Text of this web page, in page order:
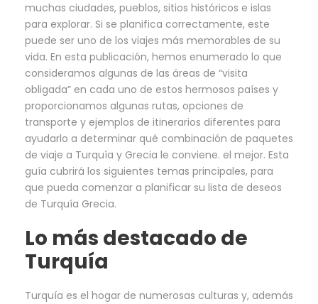
muchas ciudades, pueblos, sitios históricos e islas
para explorar. Si se planifica correctamente, este
puede ser uno de los viajes más memorables de su
vida. En esta publicación, hemos enumerado lo que
consideramos algunas de las áreas de “visita
obligada” en cada uno de estos hermosos países y
proporcionamos algunas rutas, opciones de
transporte y ejemplos de itinerarios diferentes para
ayudarlo a determinar qué combinación de paquetes
de viaje a Turquía y Grecia le conviene. el mejor. Esta
guía cubrirá los siguientes temas principales, para
que pueda comenzar a planificar su lista de deseos
de Turquía Grecia.
Lo más destacado de
Turquía
Turquía es el hogar de numerosas culturas y, además